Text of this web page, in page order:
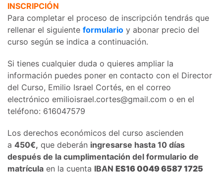
INSCRIPCIÓN
Para completar el proceso de inscripción tendrás que
rellenar el siguiente formulario y abonar precio del
curso según se indica a continuación.
Si tienes cualquier duda o quieres ampliar la
información puedes poner en contacto con el Director
del Curso, Emilio Israel Cortés, en el correo
electrónico emilioisrael.cortes@gmail.com o en el
teléfono: 616047579
Los derechos económicos del curso ascienden
a 450€, que deberán ingresarse hasta 10 días
después de la cumplimentación del formulario de
matrícula en la cuenta IBAN ES16 0049 6587 1725